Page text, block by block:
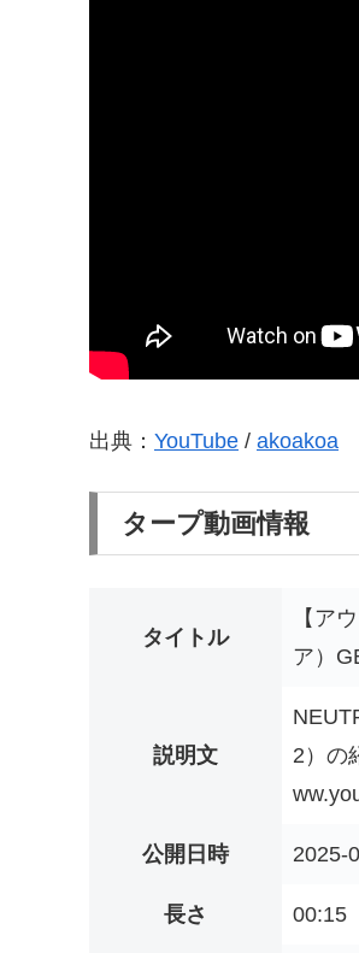
出典： YouTube / akoakoa
タープ動画情報
タイトル
【ア
ア）
説明文
2）の
公開日時 2025-
長さ 00:15